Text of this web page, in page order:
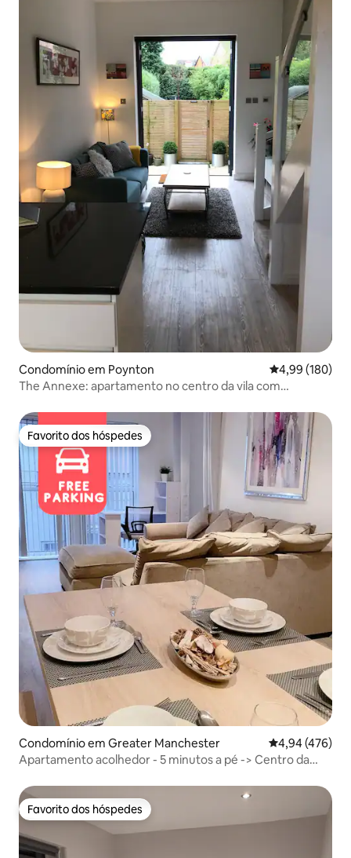
Condomínio em Poynton Classificação
4,99 (180)
The Annexe: apartamento no centro da vila com
Favorito dos hóspedes
Favorito dos hóspedes
Condomínio em Greater Manchester Classificação
4,94 (476)
Apartamento acolhedor - 5 minutos a pé -> Centro da
Favorito dos hóspedes
Favorito dos hóspedes